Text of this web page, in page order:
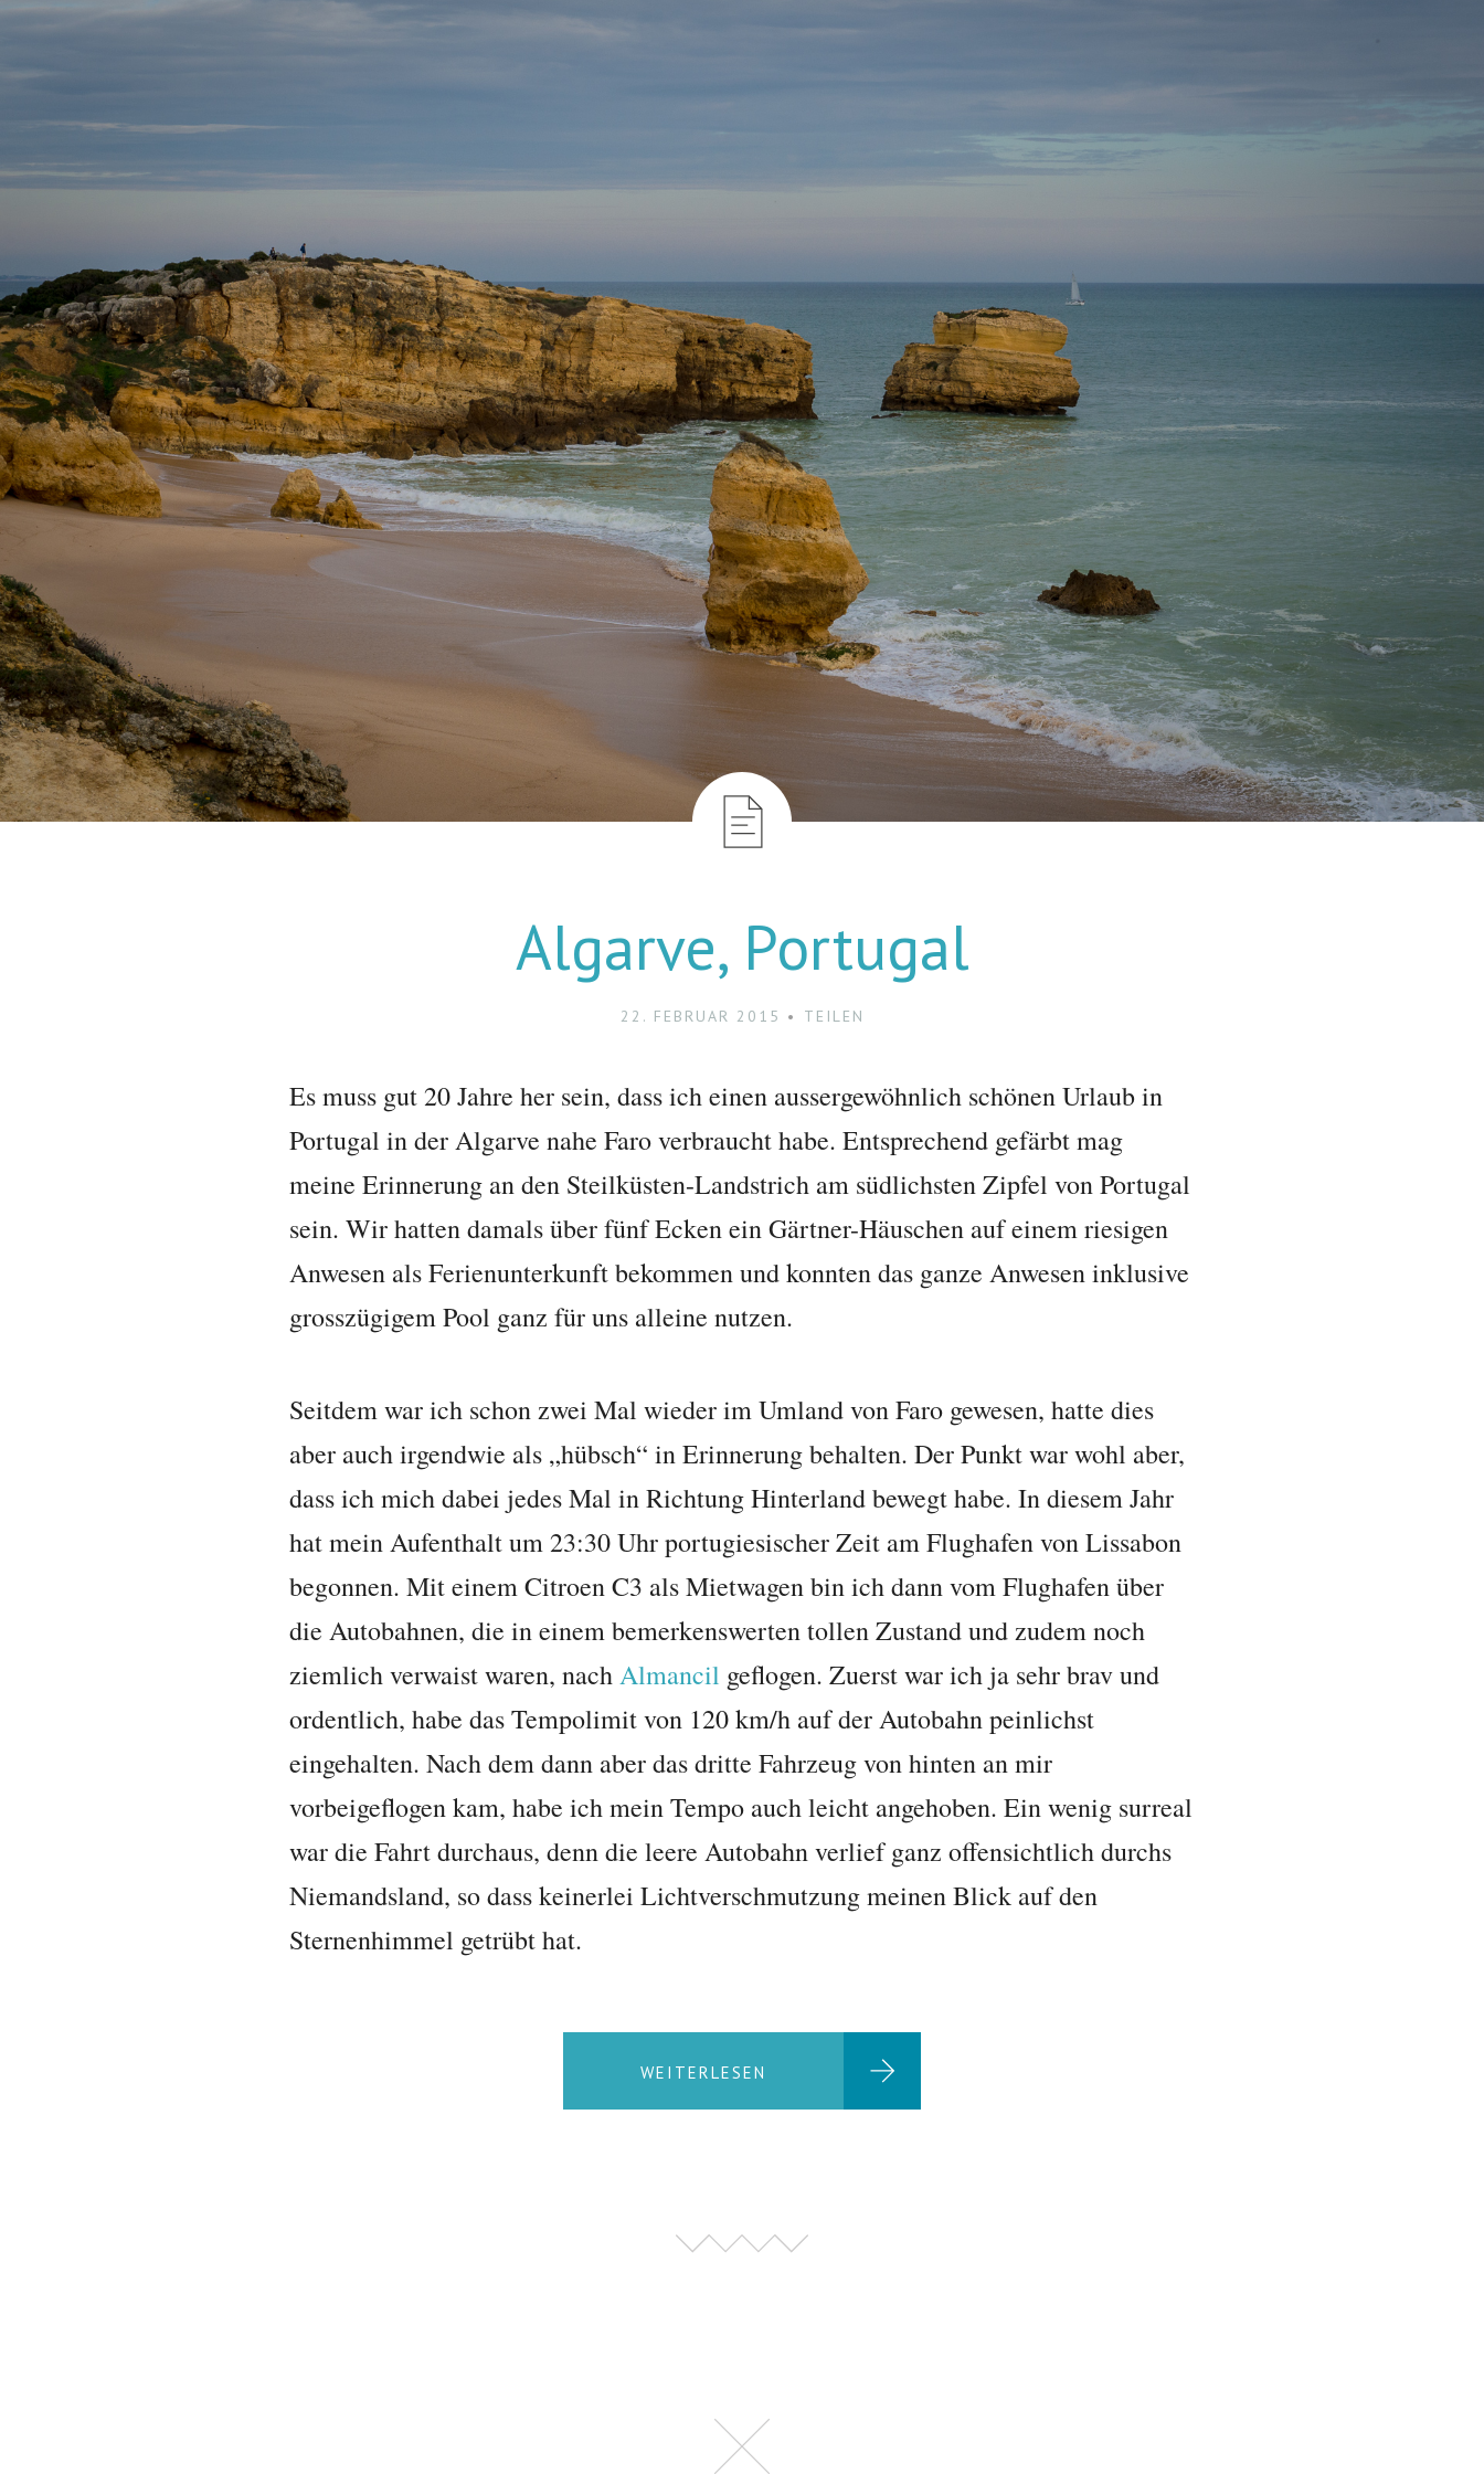
Algarve, Portugal
22. FEBRUAR 2015 TEILEN
Es muss gut 20 Jahre her sein, dass ich einen aussergewöhnlich schönen Urlaub in
Portugal in der Algarve nahe Faro verbraucht habe. Entsprechend gefärbt mag
meine Erinnerung an den Steilküsten-Landstrich am südlichsten Zipfel von Portugal
sein. Wir hatten damals über fünf Ecken ein Gärtner-Häuschen auf einem riesigen
Anwesen als Ferienunterkunft bekommen und konnten das ganze Anwesen inklusive
grosszügigem Pool ganz für uns alleine nutzen.
Seitdem war ich schon zwei Mal wieder im Umland von Faro gewesen, hatte dies
aber auch irgendwie als „hübsch“ in Erinnerung behalten. Der Punkt war wohl aber,
dass ich mich dabei jedes Mal in Richtung Hinterland bewegt habe. In diesem Jahr
hat mein Aufenthalt um 23:30 Uhr portugiesischer Zeit am Flughafen von Lissabon
begonnen. Mit einem Citroen C3 als Mietwagen bin ich dann vom Flughafen über
die Autobahnen, die in einem bemerkenswerten tollen Zustand und zudem noch
ziemlich verwaist waren, nachAlmancil geflogen. Zuerst war ich ja sehr brav und
ordentlich, habe das Tempolimit von 120 km/h auf der Autobahn peinlichst
eingehalten. Nach dem dann aber das dritte Fahrzeug von hinten an mir
vorbeigeflogen kam, habe ich mein Tempo auch leicht angehoben. Ein wenig surreal
war die Fahrt durchaus, denn die leere Autobahn verlief ganz offensichtlich durchs
Niemandsland, so dass keinerlei Lichtverschmutzung meinen Blick auf den
Sternenhimmel getrübt hat.
WEITERLESEN